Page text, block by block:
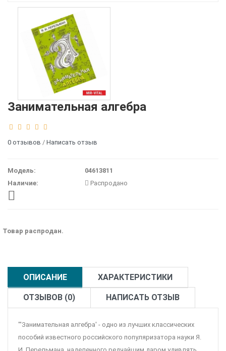
Занимательная алгебра
0 отзывов / Написать отзыв
Модель:
04613811
Наличие:
Распродано
Товар распродан.
ОПИСАНИЕ ХАРАКТЕРИСТИКИ
ОТЗЫВОВ (0) НАПИСАТЬ ОТЗЫВ
"'Занимательная алгебра' - одно из лучших классических
пособий известного российского популяризатора науки Я.